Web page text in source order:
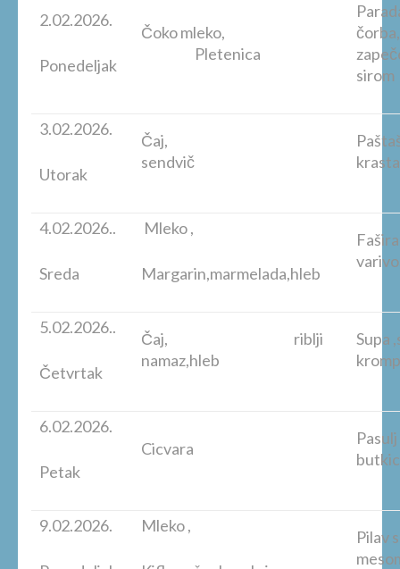
2.02.2026.
Ponedeljak
Čoko mleko,
Pletenica
sirom
3.02.2026.
Utorak
Čaj,
sendvič
4.02.2026..
Sreda
Mleko ,
Margarin,marmelada,hleb
5.02.2026..
Četvrtak
Čaj, riblji
namaz,hleb
Supa
6.02.2026.
Petak
Cicvara
9.02.2026. Mleko ,
Pilav